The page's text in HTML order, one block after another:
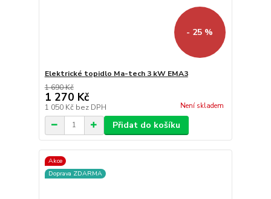
- 25 %
Elektrické topidlo Ma-tech 3 kW EMA3
1 690 Kč
1 270 Kč
1 050 Kč bez DPH Není skladem
Přidat do košíku
Akce
Doprava ZDARMA